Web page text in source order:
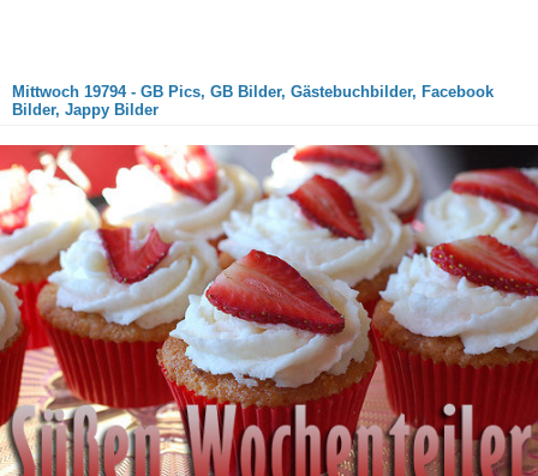
Mittwoch 19794 - GB Pics, GB Bilder, Gästebuchbilder, Facebook
Bilder, Jappy Bilder